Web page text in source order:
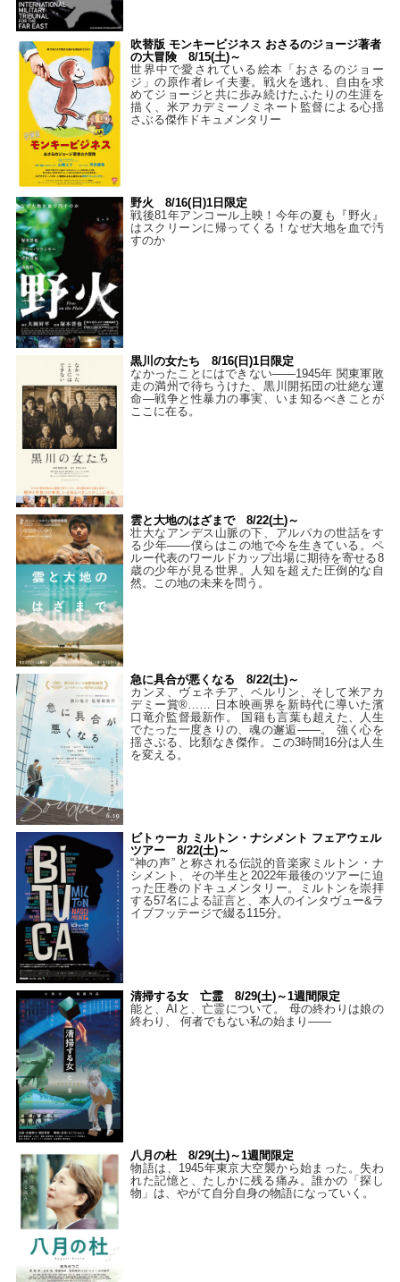
吹替版 モンキービジネス おさるのジョージ著者
の大冒険 8/15(土)～
世界中で愛されている絵本「おさるのジョー
ジ」の原作者レイ夫妻。戦火を逃れ、自由を求
めてジョージと共に歩み続けたふたりの生涯を
描く、米アカデミーノミネート監督による心揺
さぶる傑作ドキュメンタリー
野火 8/16(日)1日限定
戦後81年アンコール上映！今年の夏も『野火』
はスクリーンに帰ってくる！なぜ大地を血で汚
すのか
黒川の女たち 8/16(日)1日限定
なかったことにはできない——1945年 関東軍敗
走の満州で待ちうけた、黒川開拓団の壮絶な運
命―戦争と性暴力の事実、いま知るべきことが
ここに在る。
雲と大地のはざまで 8/22(土)～
壮大なアンデス山脈の下、アルパカの世話をす
る少年――僕らはこの地で今を生きている。ペ
ルー代表のワールドカップ出場に期待を寄せる8
歳の少年が見る世界。人知を超えた圧倒的な自
然。この地の未来を問う。
急に具合が悪くなる 8/22(土)～
カンヌ、ヴェネチア、ベルリン、そして米アカ
デミー賞®…… 日本映画界を新時代に導いた濱
口竜介監督最新作。 国籍も言葉も超えた、人生
でたった一度きりの、魂の邂逅――。 強く心を
揺さぶる、比類なき傑作。この3時間16分は人生
を変える。
ビトゥーカ ミルトン・ナシメント フェアウェル
ツアー 8/22(土)～
“神の声” と称される伝説的音楽家ミルトン・ナ
シメント、その半生と2022年最後のツアーに迫
った圧巻のドキュメンタリー。ミルトンを崇拝
する57名による証言と、本人のインタヴュー&ラ
イブフッテージで綴る115分。
清掃する女 亡霊 8/29(土)～1週間限定
能と、AIと、亡霊について。 母の終わりは娘の
終わり、 何者でもない私の始まり――
八月の杜 8/29(土)～1週間限定
物語は、1945年東京大空襲から始まった。失わ
れた記憶と、たしかに残る痛み。誰かの「探し
物」は、やがて自分自身の物語になっていく。